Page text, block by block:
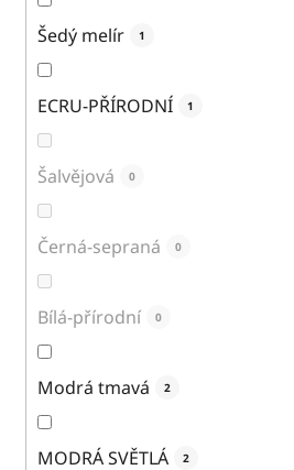
Šedý melír 1
ECRU-PŘÍRODNÍ 1
Šalvějová 0
Černá-sepraná 0
Bílá-přírodní 0
Modrá tmavá 2
MODRÁ SVĚTLÁ 2